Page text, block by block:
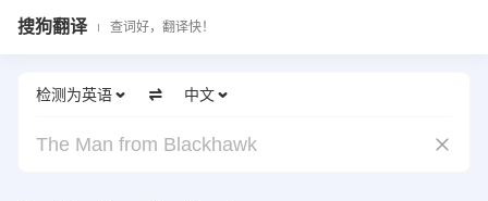
搜狗翻译 查词好，翻译快！
检测为英语 中文
The Man from Blackhawk